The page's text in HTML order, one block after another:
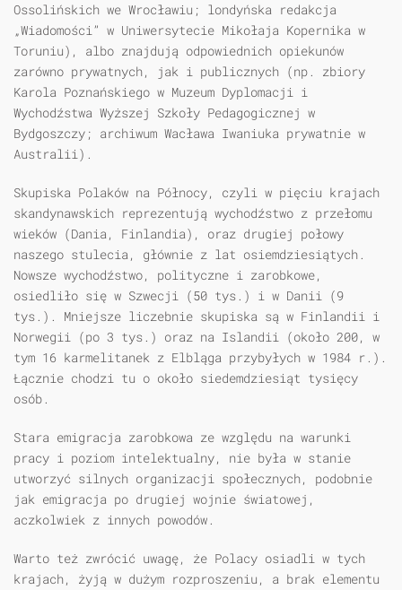
Ossolińskich we Wrocławiu; londyńska redakcja
„Wiadomości” w Uniwersytecie Mikołaja Kopernika w
Toruniu), albo znajdują odpowiednich opiekunów
zarówno prywatnych, jak i publicznych (np. zbiory
Karola Poznańskiego w Muzeum Dyplomacji i
Wychodźstwa Wyższej Szkoły Pedagogicznej w
Bydgoszczy; archiwum Wacława Iwaniuka prywatnie w
Australii).
Skupiska Polaków na Północy, czyli w pięciu krajach
skandynawskich reprezentują wychodźstwo z przełomu
wieków (Dania, Finlandia), oraz drugiej połowy
naszego stulecia, głównie z lat osiemdziesiątych.
Nowsze wychodźstwo, polityczne i zarobkowe,
osiedliło się w Szwecji (50 tys.) i w Danii (9
tys.). Mniejsze liczebnie skupiska są w Finlandii i
Norwegii (po 3 tys.) oraz na Islandii (około 200, w
tym 16 karmelitanek z Elbląga przybyłych w 1984 r.).
Łącznie chodzi tu o około siedemdziesiąt tysięcy
osób.
Stara emigracja zarobkowa ze względu na warunki
pracy i poziom intelektualny, nie była w stanie
utworzyć silnych organizacji społecznych, podobnie
jak emigracja po drugiej wojnie światowej,
aczkolwiek z innych powodów.
Warto też zwrócić uwagę, że Polacy osiadli w tych
krajach, żyją w dużym rozproszeniu, a brak elementu